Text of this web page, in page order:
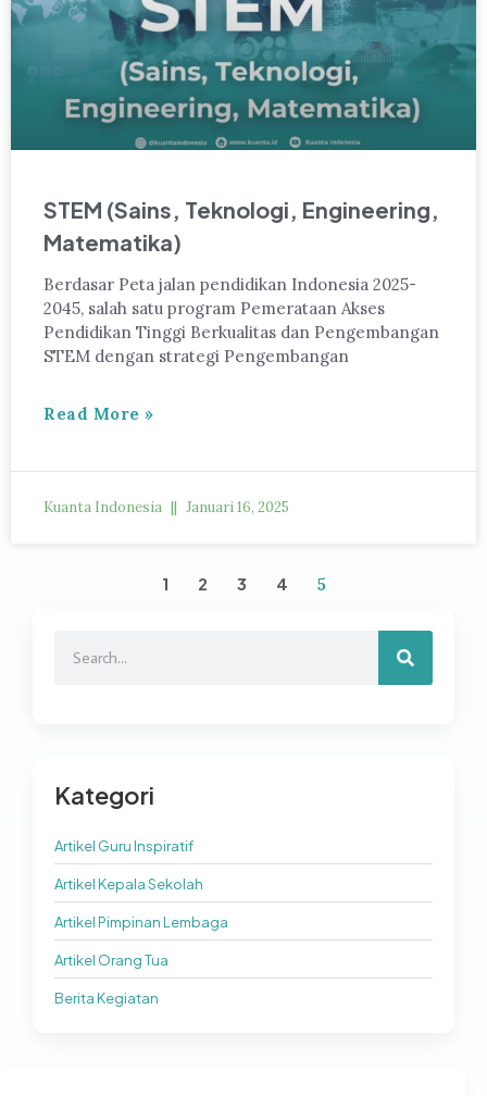
STEM (Sains, Teknologi, Engineering,
Matematika)
Berdasar Peta jalan pendidikan Indonesia 2025-
2045, salah satu program Pemerataan Akses
Pendidikan Tinggi Berkualitas dan Pengembangan
STEM dengan strategi Pengembangan
Read More »
Kuanta Indonesia Januari 16, 2025
1 2 3 4 5
Kategori
Artikel Guru Inspiratif
Artikel Kepala Sekolah
Artikel Pimpinan Lembaga
Artikel Orang Tua
Berita Kegiatan